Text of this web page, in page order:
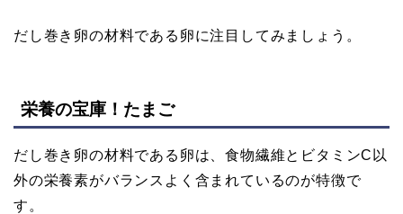
だし巻き卵の材料である卵に注目してみましょう。
栄養の宝庫！たまご
だし巻き卵の材料である卵は、食物繊維とビタミンC以
外の栄養素がバランスよく含まれているのが特徴で
す。